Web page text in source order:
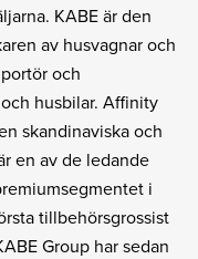
KABE är den
av husvagnar och
och
husbilar. Affinity
skandinaviska och
en av de ledande
i
tillbehörsgrossist
Group har sedan